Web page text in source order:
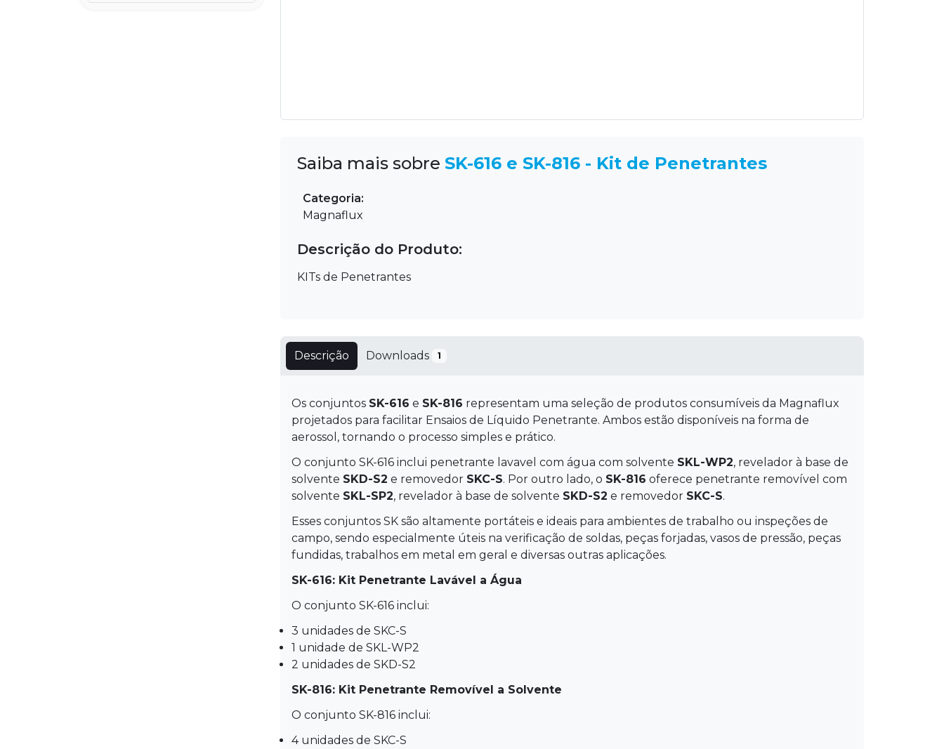
Saiba mais sobre SK-616 e SK-816 - Kit de Penetrantes
Categoria:
Magnaflux
Descrição do Produto:
KITs de Penetrantes
Descrição Downloads 1
Os conjuntos SK-616 e SK-816 representam uma seleção de produtos consumíveis da Magnaflux
projetados para facilitar Ensaios de Líquido Penetrante. Ambos estão disponíveis na forma de
aerossol, tornando o processo simples e prático.
O conjunto SK-616 inclui penetrante lavavel com água com solvente SKL-WP2, revelador à base de
solvente SKD-S2 e removedor SKC-S. Por outro lado, o SK-816 oferece penetrante removível com
solvente SKL-SP2, revelador à base de solvente SKD-S2 e removedor SKC-S.
Esses conjuntos SK são altamente portáteis e ideais para ambientes de trabalho ou inspeções de
campo, sendo especialmente úteis na verificação de soldas, peças forjadas, vasos de pressão, peças
fundidas, trabalhos em metal em geral e diversas outras aplicações.
SK-616: Kit Penetrante Lavável a Água
O conjunto SK-616 inclui:
3 unidades de SKC-S
1 unidade de SKL-WP2
2 unidades de SKD-S2
SK-816: Kit Penetrante Removível a Solvente
O conjunto SK-816 inclui:
4 unidades de SKC-S